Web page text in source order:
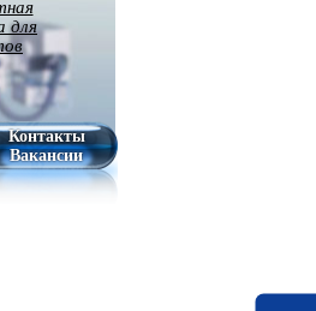
для
Контакты
Вакансии